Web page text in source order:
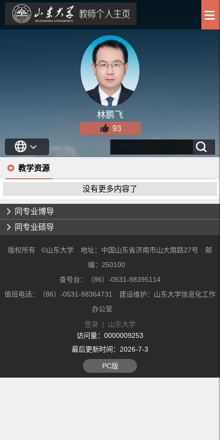
林鹏飞
93
教学资源
没有更多内容了
同专业博导
同专业硕导
版权所有 ©山东大学 地址：中国山东省济南市山大南路27号 邮
编：250100
查号台：（86）-0531-88395114
值班电话：（86）-0531-88364731 建设维护：山东大学信息化工作
办公室
登录 | 山东大学
访问量： 0000009253
最后更新时间： 2026-7-3
PC版